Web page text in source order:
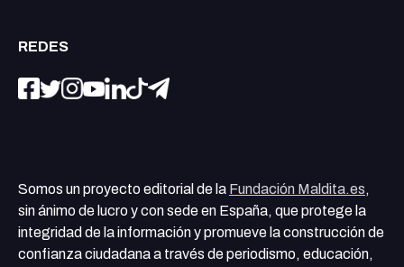
REDES
Somos un proyecto editorial de la Fundación Maldita.es,
sin ánimo de lucro y con sede en España, que protege la
integridad de la información y promueve la construcción de
confianza ciudadana a través de periodismo, educación,